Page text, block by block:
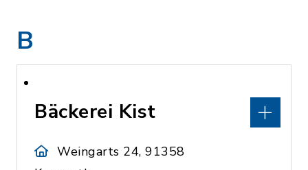
B
Bäckerei Kist
Weingarts 24, 91358